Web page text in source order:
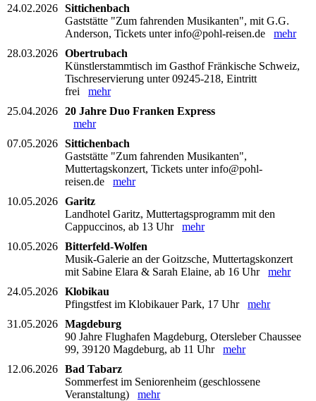
24.02.2026 Sittichenbach
Gaststätte "Zum fahrenden Musikanten", mit G.G.
Anderson, Tickets unter info@pohl-reisen.de mehr
28.03.2026 Obertrubach
Künstlerstammtisch im Gasthof Fränkische Schweiz,
Tischreservierung unter 09245-218, Eintritt
frei mehr
25.04.2026 20 Jahre Duo Franken Express
mehr
07.05.2026 Sittichenbach
Gaststätte "Zum fahrenden Musikanten",
Muttertagskonzert, Tickets unter info@pohl-
reisen.de mehr
10.05.2026 Garitz
Landhotel Garitz, Muttertagsprogramm mit den
Cappuccinos, ab 13 Uhr mehr
10.05.2026 Bitterfeld-Wolfen
Musik-Galerie an der Goitzsche, Muttertagskonzert
mit Sabine Elara & Sarah Elaine, ab 16 Uhr mehr
24.05.2026 Klobikau
Pfingstfest im Klobikauer Park, 17 Uhr mehr
31.05.2026 Magdeburg
90 Jahre Flughafen Magdeburg, Otersleber Chaussee
99, 39120 Magdeburg, ab 11 Uhr mehr
12.06.2026 Bad Tabarz
Sommerfest im Seniorenheim (geschlossene
Veranstaltung) mehr